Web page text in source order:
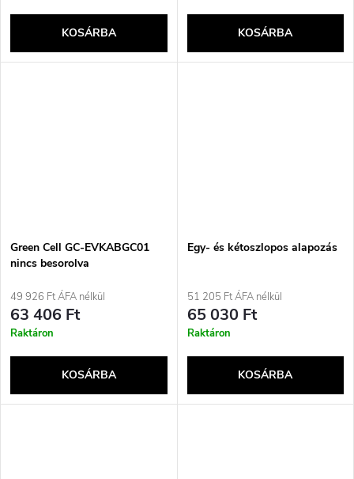
KOSÁRBA KOSÁRBA
Green Cell GC-EVKABGC01
nincs besorolva
49 926 Ft ÁFA nélkül
63 406 Ft
Raktáron
KOSÁRBA
Egy- és kétoszlopos alapozás
51 205 Ft ÁFA nélkül
65 030 Ft
Raktáron
KOSÁRBA